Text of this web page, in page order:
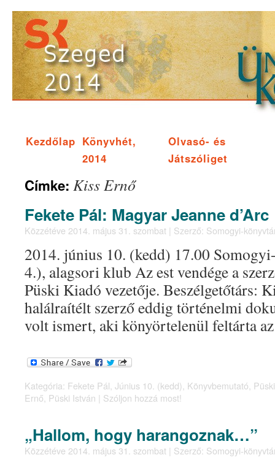
Kezdőlap Könyvhét,
2014
Olvasó- és
Játszóliget
Címke: Kiss Ernő
Fekete Pál: Magyar Jeanne d’Arc
Közzétéve 2014. május 31. szombat | Szerző: Somogyi-
2014. június 10. (kedd) 17.00
4.), alagsori klub Az est vendége a
Püski Kiadó vezetője. Beszélgetőtárs:
halálraítélt szerző eddig történelmi
volt ismert, aki könyörtelenül feltárta
Kategória: Fekete Pál, Június 10. (kedd), Könyvbemutató, Püski
Ernő, Püski István | Szóljon hozzá most!
„Hallom, hogy harangoznak…”
Közzétéve 2014. május 31. szombat | Szerző: Somogyi-